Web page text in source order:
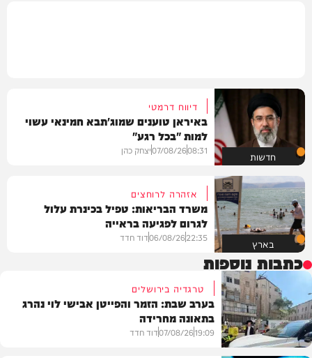
חדשות
דיווח דרמטי
באיראן טוענים שמוג'תבא חמינאי עשוי
למות "בכל רגע"
08:31
07/08/26יצחק כהן
בארץ
אזהרה לרוחצים
משרד הבריאות: טפיל בכינרת עלול
לגרום לפגיעה בראייה
22:35
06/08/26דוד חדד
כתבות נוספות
טרגדיה בירושלים
בערב שבת: הזמר והפייטן אבישי לוי נהרג
בתאונה מחרידה
19:09
07/08/26דוד חדד